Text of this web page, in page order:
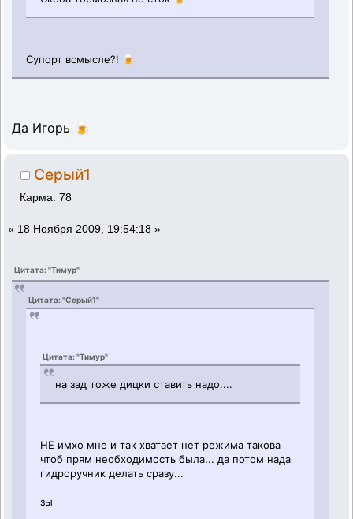
Супорт всмысле?! 🍺
Да Игорь 🍺
Серый1
Карма: 78
« 18 Ноября 2009, 19:54:18 »
Цитата: "Тимур"
Цитата: "Серый1"
Цитата: "Тимур"
на зад тоже дицки ставить надо....
НЕ имхо мне и так хватает нет режима такова
чтоб прям необходимость была... да потом нада
гидроручник делать сразу...
зы